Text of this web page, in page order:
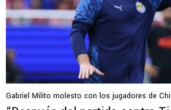
Gabriel Milito molesto con los jugadores de